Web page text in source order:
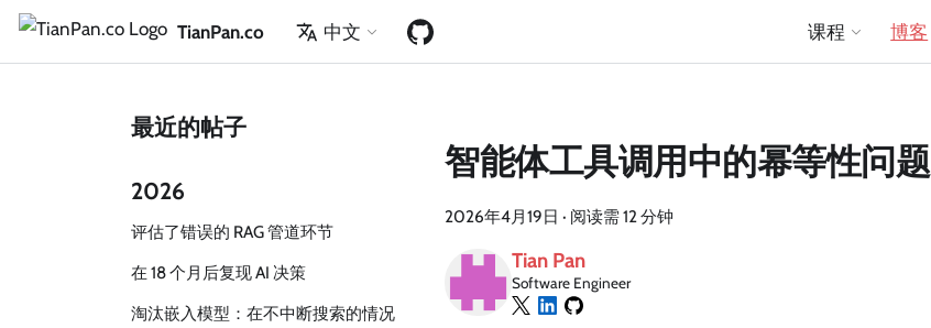
TianPan.co 中文 课程 博客
最近的帖子
2026
评估了错误的 RAG 管道环节
在 18 个月后复现 AI 决策
淘汰嵌入模型：在不中断搜索的情况
智能体工具调用中的幂等性问题
2026年4月19日 · 阅读需 12 分钟
Tian Pan
Software Engineer